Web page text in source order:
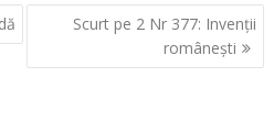
Scurt pe 2 Nr 377: Invenții
românești